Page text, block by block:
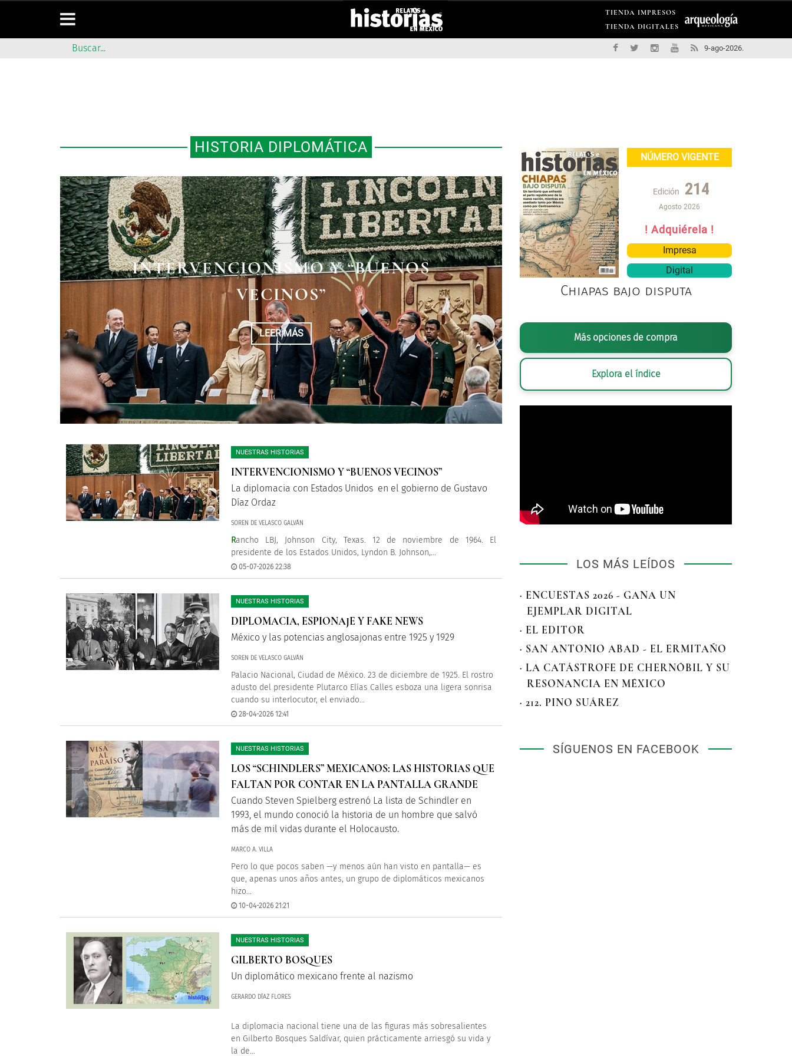
TIENDA IMPRESOS
TIENDA DIGITALES
9-ago-2026.
HISTORIA DIPLOMÁTICA
INTERVENCIONISMO Y “BUENOS
VECINOS”
LEER MÁS
DIPLOMACIA, ESPIONAJE Y FAKE NEWS
LEER MÁS
LOS “SCHINDLERS” MEXICANOS: LAS
HISTORIAS QUE FALTAN POR CONTAR
EN LA PANTALLA GRANDE
LEER MÁS
NUESTRAS HISTORIAS
INTERVENCIONISMO Y “BUENOS VECINOS”
La diplomacia con Estados Unidos en el gobierno de Gustavo
Díaz Ordaz
SOREN DE VELASCO GALVÁN
Rancho LBJ, Johnson City, Texas. 12 de noviembre de 1964. El
presidente de los Estados Unidos, Lyndon B. Johnson,...
05-07-2026 22:38
NUESTRAS HISTORIAS
DIPLOMACIA, ESPIONAJE Y FAKE NEWS
México y las potencias anglosajonas entre 1925 y 1929
SOREN DE VELASCO GALVÁN
Palacio Nacional, Ciudad de México. 23 de diciembre de 1925. El rostro
adusto del presidente Plutarco Elías Calles esboza una ligera sonrisa
cuando su interlocutor, el enviado...
28-04-2026 12:41
NUESTRAS HISTORIAS
LOS “SCHINDLERS” MEXICANOS: LAS HISTORIAS QUE
FALTAN POR CONTAR EN LA PANTALLA GRANDE
Cuando Steven Spielberg estrenó La lista de Schindler en
1993, el mundo conoció la historia de un hombre que salvó
más de mil vidas durante el Holocausto.
MARCO A. VILLA
Pero lo que pocos saben —y menos aún han visto en pantalla— es
que, apenas unos años antes, un grupo de diplomáticos mexicanos
hizo...
10-04-2026 21:21
NUESTRAS HISTORIAS
GILBERTO BOSQUES
Un diplomático mexicano frente al nazismo
GERARDO DÍAZ FLORES
La diplomacia nacional tiene una de las figuras más sobresalientes
en Gilberto Bosques Saldívar, quien prácticamente arriesgó su vida y
la de...
NÚMERO VIGENTE
Edición 214
Agosto 2026
! Adquiérela !
Impresa
Digital
Chiapas bajo disputa
Más opciones de compra
Explora el índice
LOS MÁS LEÍDOS
· ENCUESTAS 2026 - GANA UN
EJEMPLAR DIGITAL
· EL EDITOR
· SAN ANTONIO ABAD - EL ERMITAÑO
· LA CATÁSTROFE DE CHERNÓBIL Y SU
RESONANCIA EN MÉXICO
· 212. PINO SUÁREZ
SÍGUENOS EN FACEBOOK